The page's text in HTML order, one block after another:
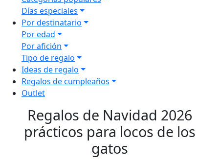
Días especiales
Por destinatario
Por edad
Por afición
Tipo de regalo
Ideas de regalo
Regalos de cumpleaños
Outlet
Regalos de Navidad 2026
prácticos para locos de los
gatos